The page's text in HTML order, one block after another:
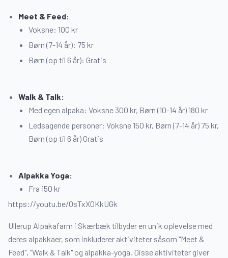
Meet & Feed:
Voksne: 100 kr
Børn (7-14 år): 75 kr
Børn (op til 6 år): Gratis
Walk & Talk:
Med egen alpaka: Voksne 300 kr, Børn (10-14 år) 180 kr
Ledsagende personer: Voksne 150 kr, Børn (7-14 år) 75 kr,
Børn (op til 6 år) Gratis
Alpakka Yoga:
Fra 150 kr
https://youtu.be/OsTxX0KkUGk
Ullerup Alpakafarm i Skærbæk tilbyder en unik oplevelse med
deres alpakkaer, som inkluderer aktiviteter såsom "Meet &
Feed", "Walk & Talk" og alpakka-yoga. Disse aktiviteter giver